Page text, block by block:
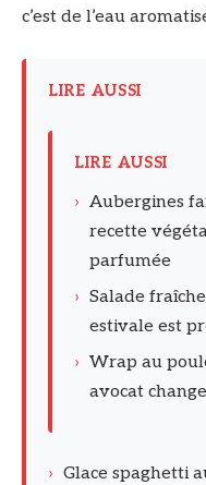
c’est de l’eau
LIRE AUSSI
LIRE AUSSI
› Aubergines
recette
parfumée
› Salade
estivale est
› Wrap au
avocat
› Glace spaghetti